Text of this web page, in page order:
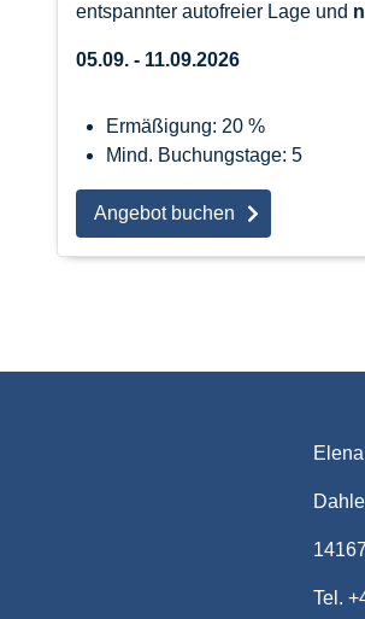
entspannter autofreier Lage und
05.09. - 11.09.2026
Ermäßigung: 20 %
Mind. Buchungstage: 5
Angebot buchen
Tel.